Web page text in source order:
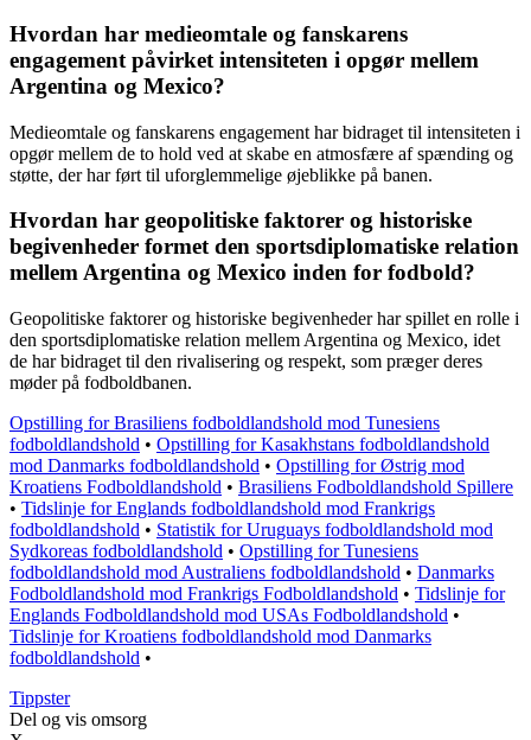
Hvordan har medieomtale og fanskarens
engagement påvirket intensiteten i opgør mellem
Argentina og Mexico?
Medieomtale og fanskarens engagement har bidraget til intensiteten i
opgør mellem de to hold ved at skabe en atmosfære af spænding og
støtte, der har ført til uforglemmelige øjeblikke på banen.
Hvordan har geopolitiske faktorer og historiske
begivenheder formet den sportsdiplomatiske relation
mellem Argentina og Mexico inden for fodbold?
Geopolitiske faktorer og historiske begivenheder har spillet en rolle i
den sportsdiplomatiske relation mellem Argentina og Mexico, idet
de har bidraget til den rivalisering og respekt, som præger deres
møder på fodboldbanen.
Opstilling for Brasiliens fodboldlandshold mod Tunesiens
fodboldlandshold • Opstilling for Kasakhstans fodboldlandshold
mod Danmarks fodboldlandshold • Opstilling for Østrig mod
Kroatiens Fodboldlandshold • Brasiliens Fodboldlandshold Spillere
• Tidslinje for Englands fodboldlandshold mod Frankrigs
fodboldlandshold • Statistik for Uruguays fodboldlandshold mod
Sydkoreas fodboldlandshold • Opstilling for Tunesiens
fodboldlandshold mod Australiens fodboldlandshold • Danmarks
Fodboldlandshold mod Frankrigs Fodboldlandshold • Tidslinje for
Englands Fodboldlandshold mod USAs Fodboldlandshold •
Tidslinje for Kroatiens fodboldlandshold mod Danmarks
fodboldlandshold •
Tippster
Del og vis omsorg